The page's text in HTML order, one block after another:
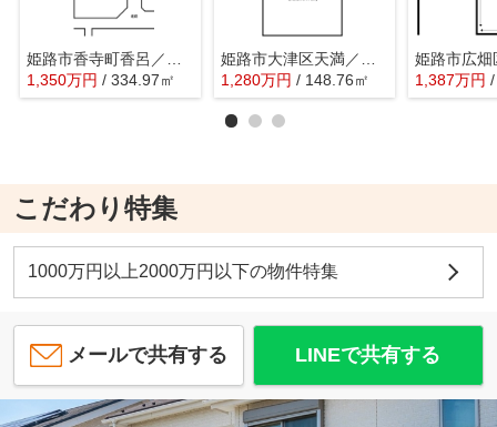
1,350万円 / 334.97㎡
1,280万円 / 148.76㎡ 1,387万円
こだわり特集
1000万円以上2000万円以下の物件特集
メールで共有する LINEで共有する